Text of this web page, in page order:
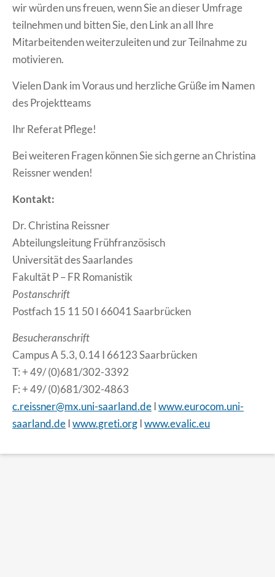
wir würden uns freuen, wenn Sie an dieser Umfrage
teilnehmen und bitten Sie, den Link an all Ihre
Mitarbeitenden weiterzuleiten und zur Teilnahme zu
motivieren.
Vielen Dank im Voraus und herzliche Grüße im Namen
des Projektteams
Ihr Referat Pflege!
Bei weiteren Fragen können Sie sich gerne an Christina
Reissner wenden!
Kontakt:
Dr. Christina Reissner
Abteilungsleitung Frühfranzösisch
Universität des Saarlandes
Fakultät P – FR Romanistik
Postanschrift
Postfach 15 11 50 Ι 66041 Saarbrücken
Besucheranschrift
Campus A 5.3, 0.14 I 66123 Saarbrücken
T: + 49/ (0)681/302-3392
F: + 49/ (0)681/302-4863
c.reissner@mx.uni-saarland.deIwww.eurocom.uni-
saarland.deIwww.greti.orgIwww.evalic.eu